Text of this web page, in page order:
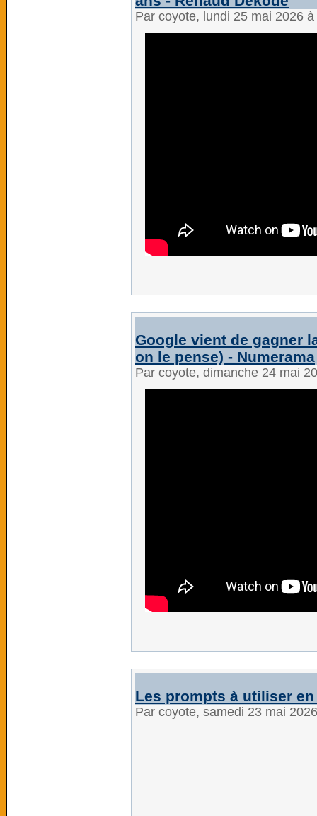
Par coyote, lundi 25 mai 2026
Google vient de gagner
on le pense) - Numerama
Par coyote, dimanche 24 mai
Les prompts à utiliser
Par coyote, samedi 23 mai